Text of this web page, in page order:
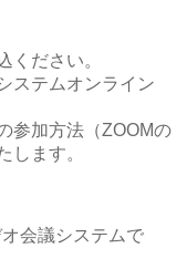
ください。
ステムオンライン
参加方法（ZOOMの
します。
会議システムで